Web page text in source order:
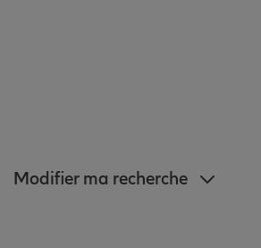
Modifier ma recherche